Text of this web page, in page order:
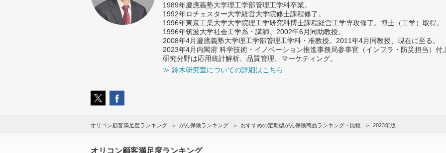
1989年慶應義塾大学理工学部管理工学科卒業。
1992年ロチェスター大学経営大学院修士課程修了。
1996年東京工業大学大学院理工学研究科博士課程経営工学専攻修了。博士（工学）取得。
1996年筑波大学社会工学系・講師。2002年6月同助教授。
2008年4月慶應義塾大学理工学部管理工学科・准教授。2011年4月同教授、現在に至る。
2023年4月内閣府 科学技術・イノベーション推進事務局参事官（インフラ・防災担当）付
研究分野は応用統計解析、品質管理、マーケティング。
≫ 鈴木研究室についての詳細はこちら
オリコン顧客満足度ランキング がん保険ランキング おすすめの定期型がん保険商品ランキング・比較 2023年版
オリコン顧客満足度ランキング